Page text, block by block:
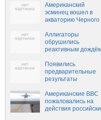
Американский
эсминец вошел в
акваторию Черного
Аллигаторы
обрушились
реактивным
Появились
предварительные
результаты
катастрофы Ту-154
под Сочи
Американские ВВС
пожаловались на
действия